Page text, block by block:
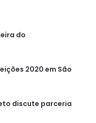
do
2020 em São
discute parceria